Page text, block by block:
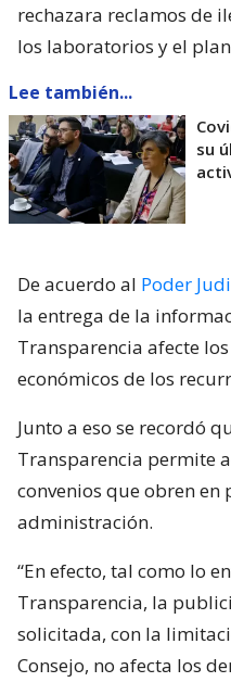
rechazara reclamos de
los laboratorios y el
Lee también...
su
De acuerdo al Poder
la entrega de la
Transparencia afecte
económicos de los
Junto a eso se recordó
Transparencia permite
convenios que obren en
administración.
“En efecto, tal como lo
Transparencia, la
solicitada, con la
Consejo, no afecta los